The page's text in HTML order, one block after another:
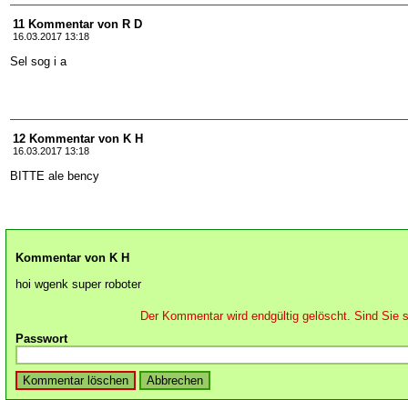
11 Kommentar von R D
16.03.2017 13:18
Sel sog i a
12 Kommentar von K H
16.03.2017 13:18
BITTE ale bency
Kommentar von K H
hoi wgenk super roboter
Der Kommentar wird endgültig gelöscht. Sind Sie
Passwort